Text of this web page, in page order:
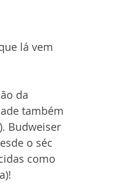
lá vem
da
também
Budweiser
o séc
como